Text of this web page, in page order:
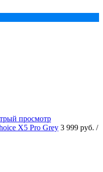
просмотр
Х5 Pro Grey 3 999 руб. /